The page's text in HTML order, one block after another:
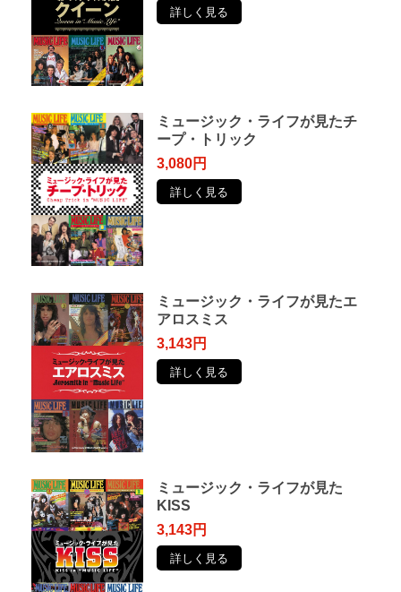
詳しく見る
ミュージック・ライフが見たチ
ープ・トリック
3,080円
詳しく見る
ミュージック・ライフが見たエ
アロスミス
3,143円
詳しく見る
ミュージック・ライフが見た
KISS
3,143円
詳しく見る